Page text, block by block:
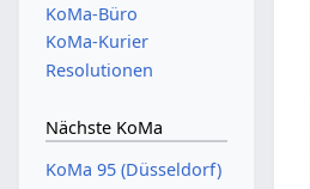
KoMa-Büro
KoMa-Kurier
Resolutionen
Nächste KoMa
KoMa 95 (Düsseldorf)